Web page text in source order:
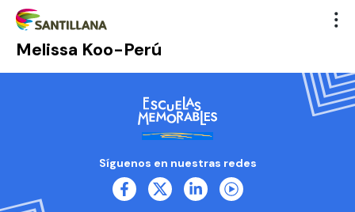
Melissa Koo-Perú
Síguenos en nuestras redes